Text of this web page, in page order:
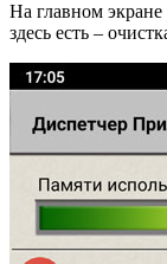
На главном
здесь есть –